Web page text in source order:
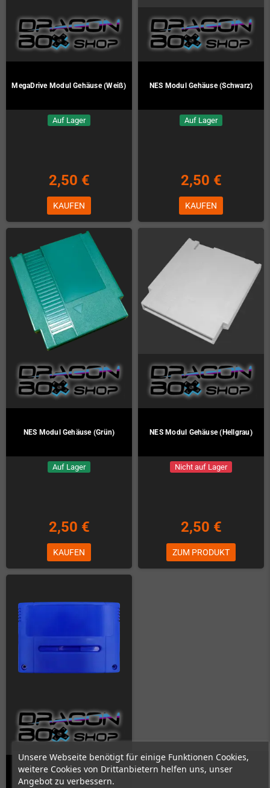
Unsere Webseite benötigt für einige Funktionen Cookies,
weitere Cookies von Drittanbietern helfen uns, unser
Angebot zu verbessern.
MegaDrive Modul Gehäuse (Weiß)
Auf Lager
2,50 €
KAUFEN
NES Modul Gehäuse (Schwarz)
Auf Lager
2,50 €
KAUFEN
NES Modul Gehäuse (Grün)
Auf Lager
2,50 €
KAUFEN
NES Modul Gehäuse (Hellgrau)
Nicht auf Lager
2,50 €
ZUM PRODUKT
SNES Modul Gehäuse (Blau)